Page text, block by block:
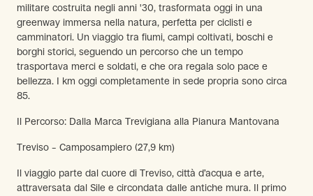
militare costruita negli anni '30, trasformata oggi in una
greenway immersa nella natura, perfetta per ciclisti e
camminatori. Un viaggio tra fiumi, campi coltivati, boschi e
borghi storici, seguendo un percorso che un tempo
trasportava merci e soldati, e che ora regala solo pace e
bellezza. I km oggi completamente in sede propria sono circa
85.
Il Percorso: Dalla Marca Trevigiana alla Pianura Mantovana
Treviso – Camposampiero (27,9 km)
Il viaggio parte dal cuore di Treviso, città d’acqua e arte,
attraversata dal Sile e circondata dalle antiche mura. Il primo